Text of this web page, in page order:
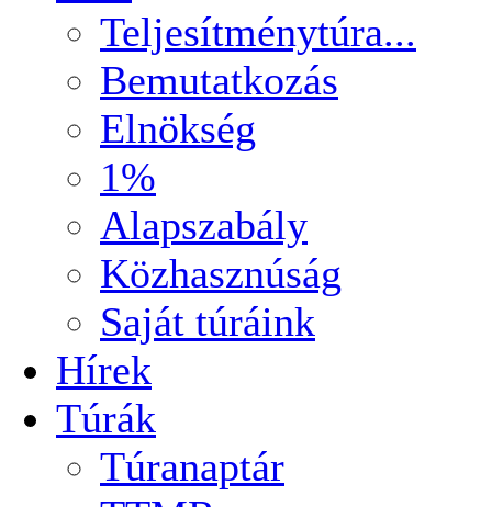
Teljesítménytúra...
Bemutatkozás
Elnökség
1%
Alapszabály
Közhasznúság
Saját túráink
Hírek
Túrák
Túranaptár